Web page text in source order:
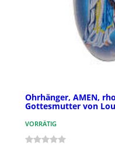
Ohrhänger, AMEN,
Gottesmutter von
VORRÄTIG